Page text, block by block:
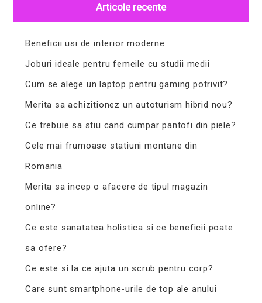
Articole recente
Beneficii usi de interior moderne
Joburi ideale pentru femeile cu studii medii
Cum se alege un laptop pentru gaming potrivit?
Merita sa achizitionez un autoturism hibrid nou?
Ce trebuie sa stiu cand cumpar pantofi din piele?
Cele mai frumoase statiuni montane din
Romania
Merita sa incep o afacere de tipul magazin
online?
Ce este sanatatea holistica si ce beneficii poate
sa ofere?
Ce este si la ce ajuta un scrub pentru corp?
Care sunt smartphone-urile de top ale anului